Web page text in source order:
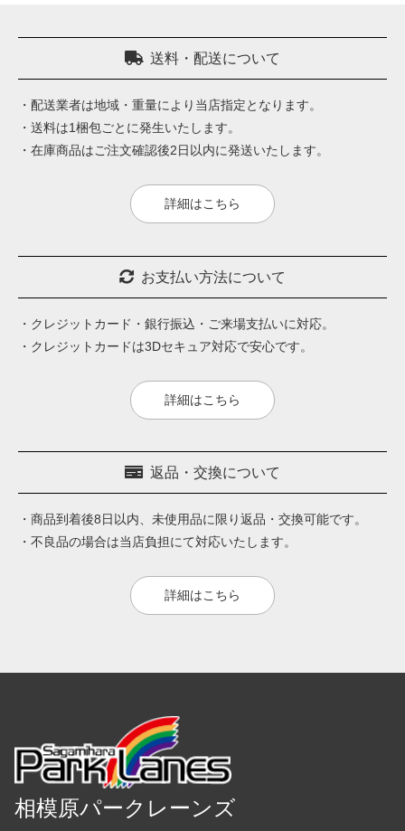
送料・配送について
・配送業者は地域・重量により当店指定となります。
・送料は1梱包ごとに発生いたします。
・在庫商品はご注文確認後2日以内に発送いたします。
詳細はこちら
お支払い方法について
・クレジットカード・銀行振込・ご来場支払いに対応。
・クレジットカードは3Dセキュア対応で安心です。
詳細はこちら
返品・交換について
・商品到着後8日以内、未使用品に限り返品・交換可能です。
・不良品の場合は当店負担にて対応いたします。
詳細はこちら
相模原パークレーンズ